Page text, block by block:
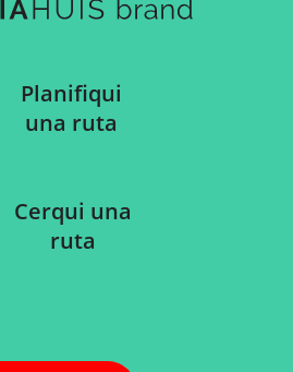
Planifiqui
una ruta
Cerqui una
ruta